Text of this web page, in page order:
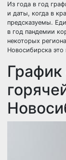
Из года в год
и даты, когда в
предсказуемы.
в год пандемии
некоторых
Новосибирска это